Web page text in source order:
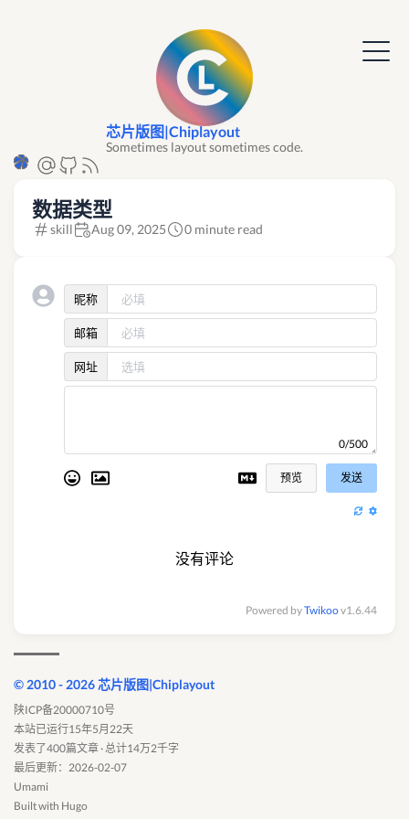
芯片版图|Chiplayout
Sometimes layout sometimes code.
数据类型
skill Aug 09, 2025 0 minute read
昵称
邮箱
网址
0/500
预览 发送
没有评论
Powered byTwikoov1.6.44
© 2010 - 2026 芯片版图|Chiplayout
陕ICP备20000710号
本站已运行15年5月22天
发表了400篇文章 · 总计14万2千字
最后更新：2026-02-07
Umami
Built with Hugo